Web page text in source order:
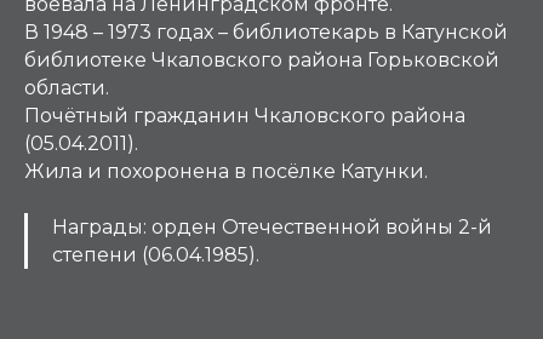
В 1948 – 1973 годах – библиотекарь в Катунской
библиотеке Чкаловского района Горьковской
области.
Почётный гражданин Чкаловского района
(05.04.2011).
Жила и похоронена в посёлке Катунки.
Награды: орден Отечественной войны 2-й
степени (06.04.1985).